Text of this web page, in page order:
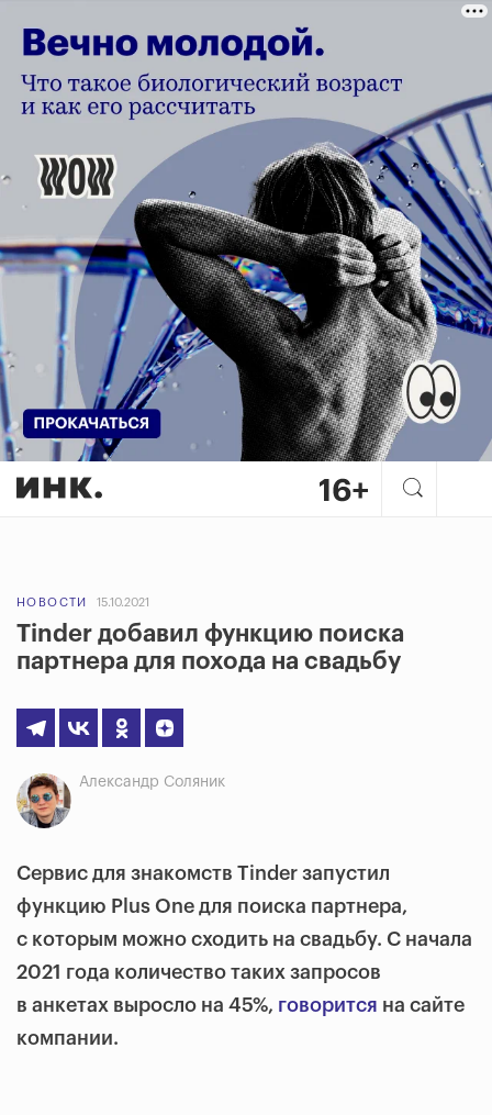
НОВОСТИ 15.10.2021
Tinder добавил функцию поиска
партнера для похода на свадьбу
Александр Соляник
Сервис для знакомств Tinder запустил
функцию Plus One для поиска партнера,
с которым можно сходить на свадьбу. С начала
2021 года количество таких запросов
в анкетах выросло на 45%, говорится на сайте
компании.